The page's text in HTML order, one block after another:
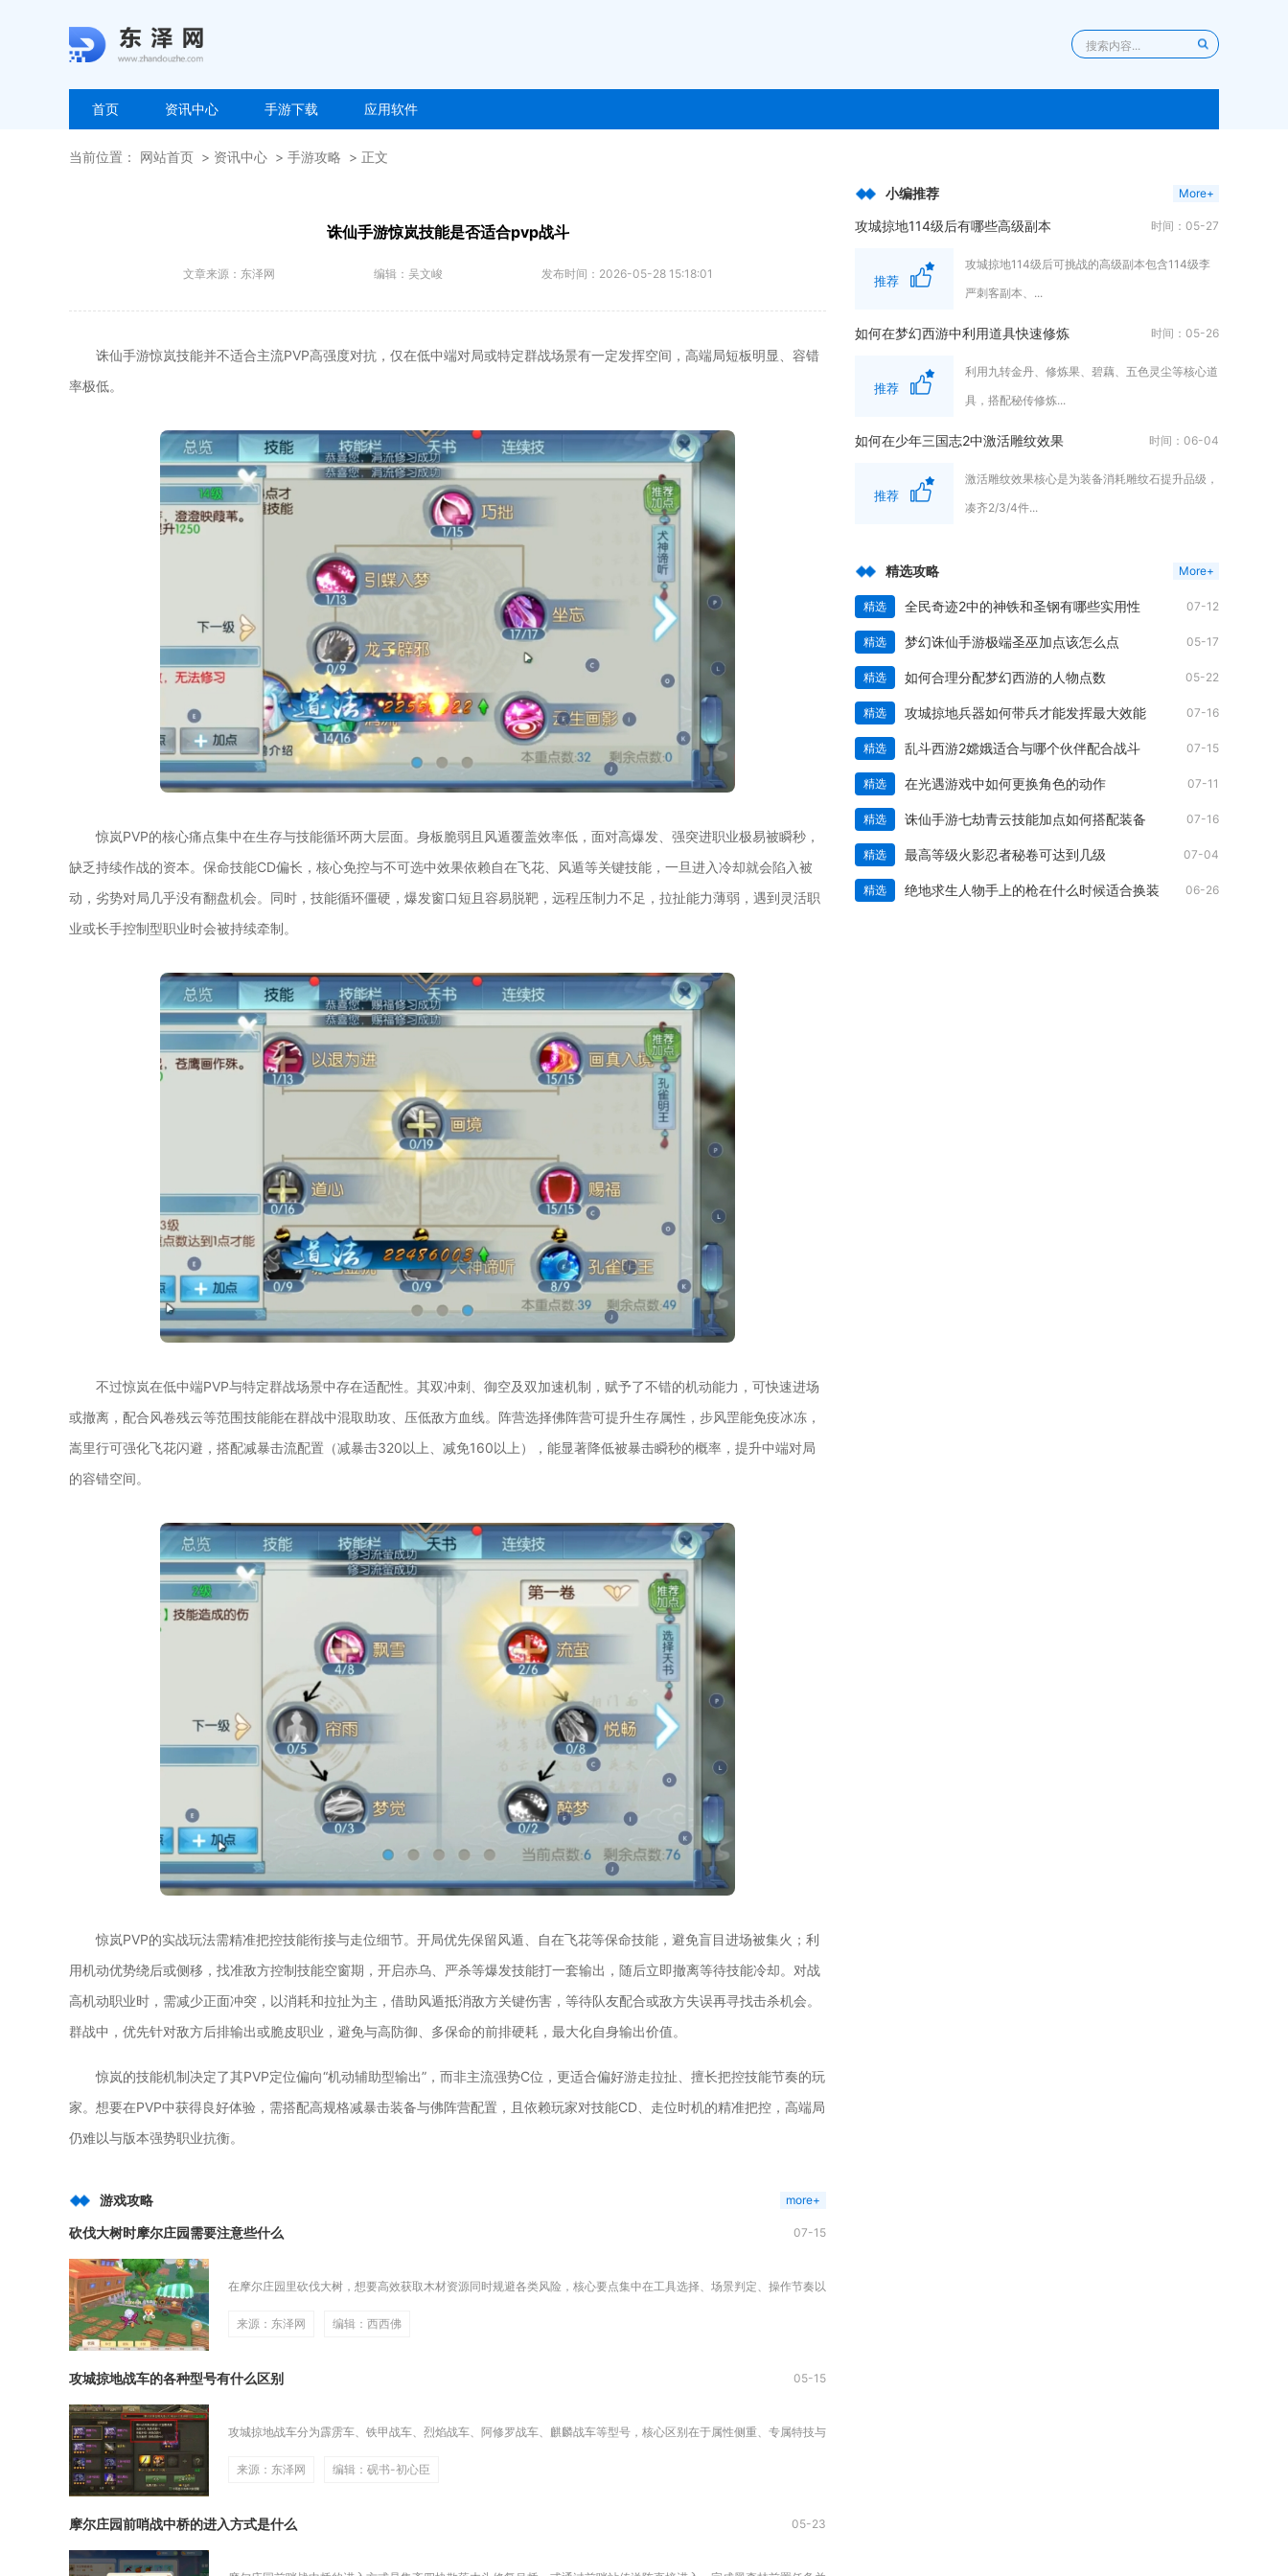
首页 资讯中心 手游下载 应用软件
当前位置： 网站首页 资讯中心 手游攻略 正文
诛仙手游惊岚技能是否适合pvp战斗
文章来源： 东泽网 编辑： 吴文峻 发布时间： 2026-05-28 15:18:01
诛仙手游惊岚技能并不适合主流PVP高强度对抗，仅在低中端对局或特定群战场景有一定发挥空间，高端局短板明显、容错
率极低。
惊岚PVP的核心痛点集中在生存与技能循环两大层面。身板脆弱且风遁覆盖效率低，面对高爆发、强突进职业极易被瞬秒，
缺乏持续作战的资本。保命技能CD偏长，核心免控与不可选中效果依赖自在飞花、风遁等关键技能，一旦进入冷却就会陷入被
动，劣势对局几乎没有翻盘机会。同时，技能循环僵硬，爆发窗口短且容易脱靶，远程压制力不足，拉扯能力薄弱，遇到灵活职
业或长手控制型职业时会被持续牵制。
不过惊岚在低中端PVP与特定群战场景中存在适配性。其双冲刺、御空及双加速机制，赋予了不错的机动能力，可快速进场
或撤离，配合风卷残云等范围技能能在群战中混取助攻、压低敌方血线。阵营选择佛阵营可提升生存属性，步风罡能免疫冰冻，
嵩里行可强化飞花闪避，搭配减暴击流配置（减暴击320以上、减免160以上），能显著降低被暴击瞬秒的概率，提升中端对局
的容错空间。
惊岚PVP的实战玩法需精准把控技能衔接与走位细节。开局优先保留风遁、自在飞花等保命技能，避免盲目进场被集火；利
用机动优势绕后或侧移，找准敌方控制技能空窗期，开启赤乌、严杀等爆发技能打一套输出，随后立即撤离等待技能冷却。对战
高机动职业时，需减少正面冲突，以消耗和拉扯为主，借助风遁抵消敌方关键伤害，等待队友配合或敌方失误再寻找击杀机会。
群战中，优先针对敌方后排输出或脆皮职业，避免与高防御、多保命的前排硬耗，最大化自身输出价值。
惊岚的技能机制决定了其PVP定位偏向“机动辅助型输出”，而非主流强势C位，更适合偏好游走拉扯、擅长把控技能节奏的玩
家。想要在PVP中获得良好体验，需搭配高规格减暴击装备与佛阵营配置，且依赖玩家对技能CD、走位时机的精准把控，高端局
仍难以与版本强势职业抗衡。
游戏攻略 more+
砍伐大树时摩尔庄园需要注意些什么 07-15
在摩尔庄园里砍伐大树，想要高效获取木材资源同时规避各类风险，核心要点集中在工具选择、场景判定、操作节奏以及后续资源处理四...
来源：东泽网 编辑：西西佛
攻城掠地战车的各种型号有什么区别 05-15
攻城掠地战车分为霹雳车、铁甲战车、烈焰战车、阿修罗战车、麒麟战车等型号，核心区别在于属性侧重、专属特技与战场定位，从输出...
来源：东泽网 编辑：砚书-初心臣
摩尔庄园前哨战中桥的进入方式是什么 05-23
小编推荐 More+
攻城掠地114级后有哪些高级副本 时间：05-27
推荐
攻城掠地114级后可挑战的高级副本包含114级李
严刺客副本、...
如何在梦幻西游中利用道具快速修炼 时间：05-26
推荐
利用九转金丹、修炼果、碧藕、五色灵尘等核心道
具，搭配秘传修炼...
如何在少年三国志2中激活雕纹效果 时间：06-04
推荐
激活雕纹效果核心是为装备消耗雕纹石提升品级，
凑齐2/3/4件...
精选攻略 More+
精选 全民奇迹2中的神铁和圣钢有哪些实用性 07-12
精选 梦幻诛仙手游极端圣巫加点该怎么点 05-17
精选 如何合理分配梦幻西游的人物点数 05-22
精选 攻城掠地兵器如何带兵才能发挥最大效能 07-16
精选 乱斗西游2嫦娥适合与哪个伙伴配合战斗 07-15
精选 在光遇游戏中如何更换角色的动作 07-11
精选 诛仙手游七劫青云技能加点如何搭配装备 07-16
精选 最高等级火影忍者秘卷可达到几级 07-04
精选 绝地求生人物手上的枪在什么时候适合换装 06-26